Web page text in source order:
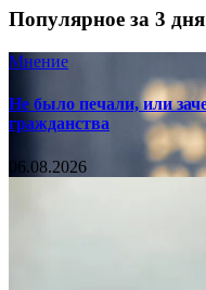
Популярное за 3 дня
Мнение
Не было печали, или
гражданства
06.08.2026